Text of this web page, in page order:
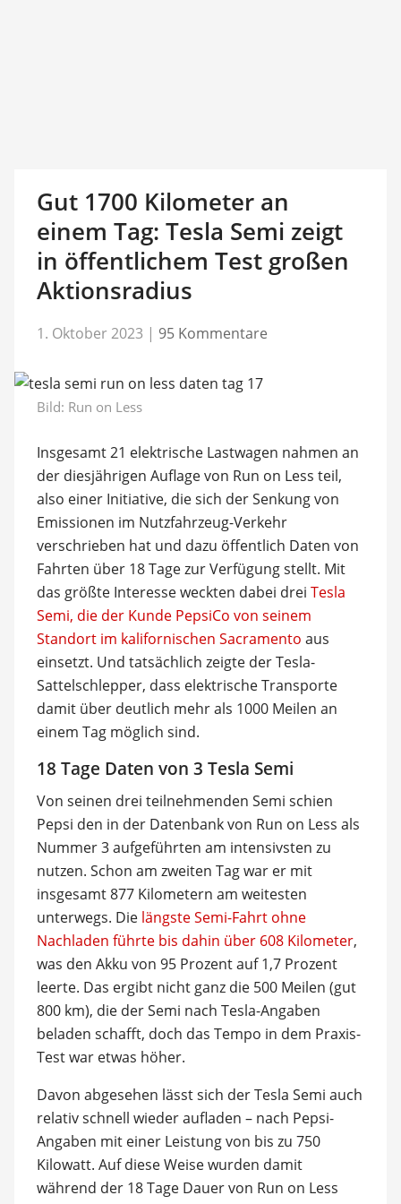
Gut 1700 Kilometer an
einem Tag: Tesla Semi zeigt
in öffentlichem Test großen
Aktionsradius
1. Oktober 2023 | 95 Kommentare
Bild: Run on Less
Insgesamt 21 elektrische Lastwagen nahmen an
der diesjährigen Auflage von Run on Less teil,
also einer Initiative, die sich der Senkung von
Emissionen im Nutzfahrzeug-Verkehr
verschrieben hat und dazu öffentlich Daten von
Fahrten über 18 Tage zur Verfügung stellt. Mit
das größte Interesse weckten dabei drei Tesla
Semi, die der Kunde PepsiCo von seinem
Standort im kalifornischen Sacramento aus
einsetzt. Und tatsächlich zeigte der Tesla-
Sattelschlepper, dass elektrische Transporte
damit über deutlich mehr als 1000 Meilen an
einem Tag möglich sind.
18 Tage Daten von 3 Tesla Semi
Von seinen drei teilnehmenden Semi schien
Pepsi den in der Datenbank von Run on Less als
Nummer 3 aufgeführten am intensivsten zu
nutzen. Schon am zweiten Tag war er mit
insgesamt 877 Kilometern am weitesten
unterwegs. Die längste Semi-Fahrt ohne
Nachladen führte bis dahin über 608 Kilometer,
was den Akku von 95 Prozent auf 1,7 Prozent
leerte. Das ergibt nicht ganz die 500 Meilen (gut
800 km), die der Semi nach Tesla-Angaben
beladen schafft, doch das Tempo in dem Praxis-
Test war etwas höher.
Davon abgesehen lässt sich der Tesla Semi auch
relativ schnell wieder aufladen – nach Pepsi-
Angaben mit einer Leistung von bis zu 750
Kilowatt. Auf diese Weise wurden damit
während der 18 Tage Dauer von Run on Less